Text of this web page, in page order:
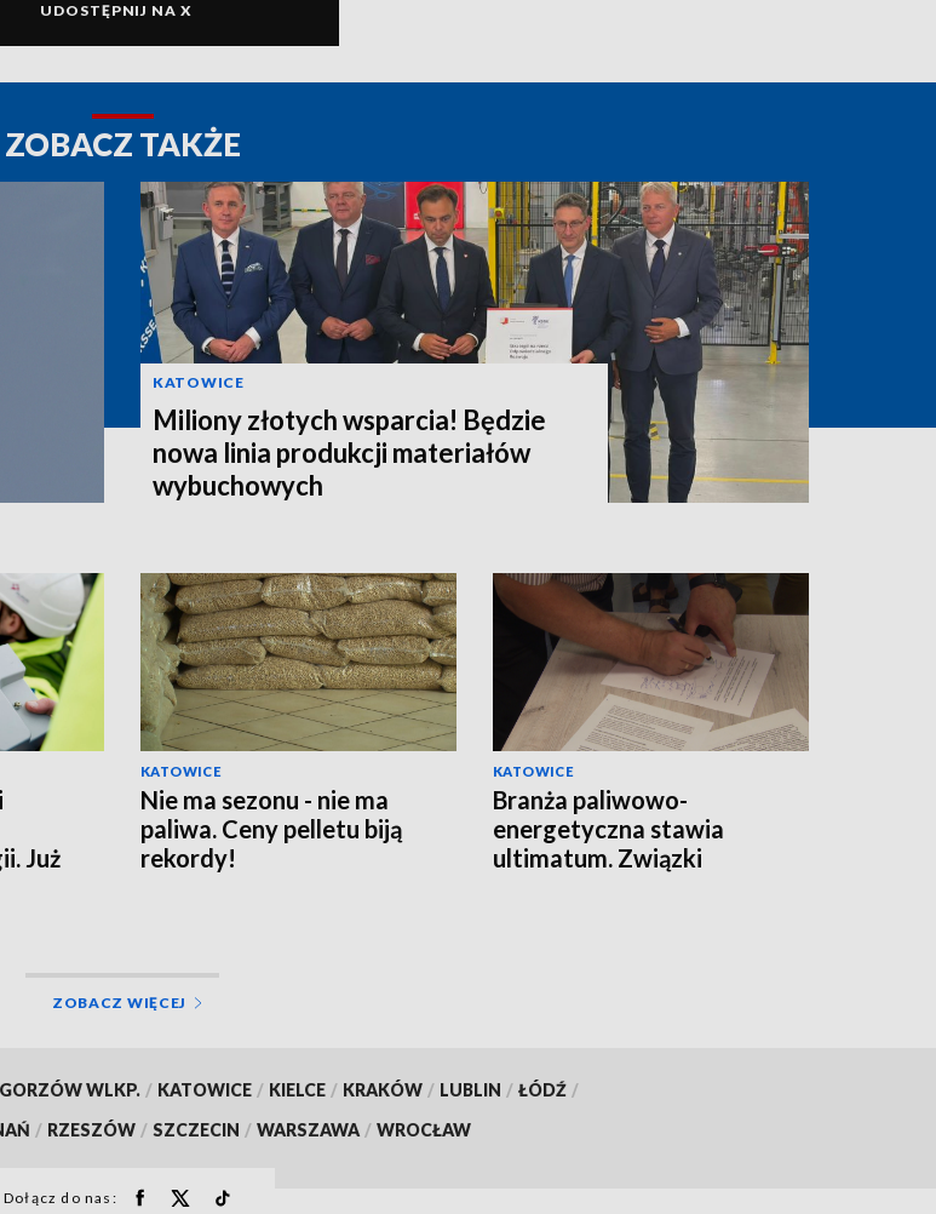
UDOSTĘPNIJ NA X
ZOBACZ TAKŻE
KATOWICE
Miliony złotych wsparcia! Będzie
nowa linia produkcji materiałów
wybuchowych
Już
KATOWICE
Nie ma sezonu - nie ma
paliwa. Ceny pelletu biją
rekordy!
KATOWICE
Branża paliwowo-
energetyczna stawia
ultimatum. Związki
ZOBACZ WIĘCEJ
GORZÓW WLKP. / KATOWICE / KIELCE / KRAKÓW / LUBLIN / ŁÓDŹ /
/ RZESZÓW / SZCZECIN / WARSZAWA / WROCŁAW
Dołącz do nas: